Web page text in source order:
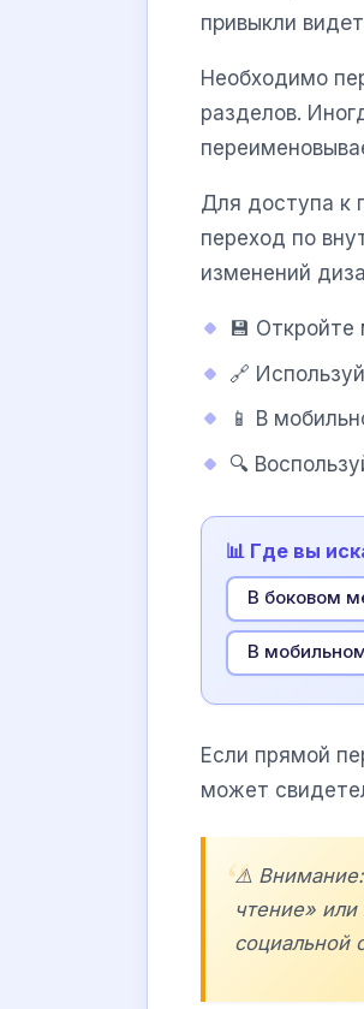
привыкли
Необходимо
разделов.
Для доступа к
переход по
изменений
💾
🔗
📱 В
🔍
📊 Где вы
В боковом
В
Если прямой
может
⚠️ Внимание:
чтение»
социальной